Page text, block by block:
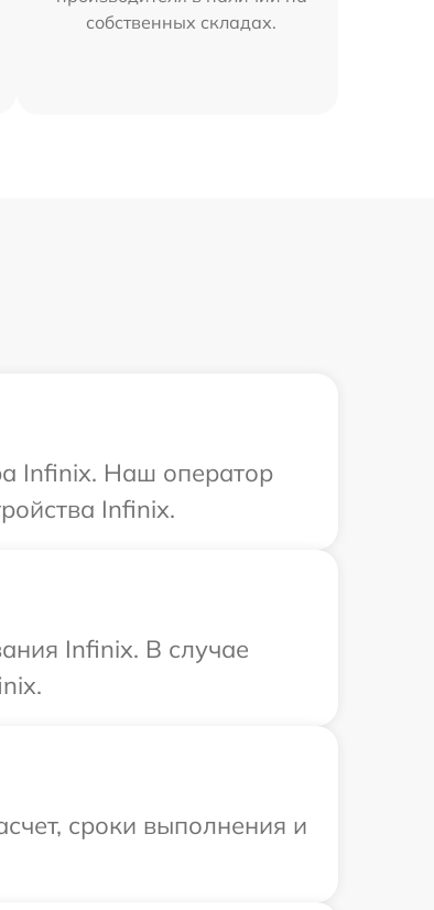
собственных складах.
Infinix. Наш оператор
Infinix.
Infinix. В случае
сроки выполнения и